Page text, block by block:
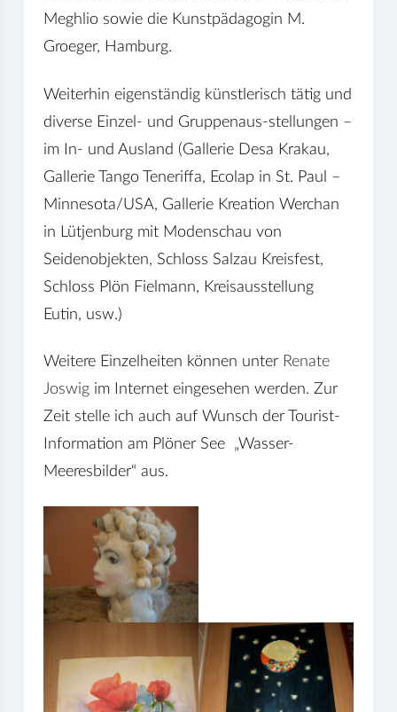
Meghlio sowie die Kunstpädagogin M.
Groeger, Hamburg.
Weiterhin eigenständig künstlerisch tätig und
diverse Einzel- und Gruppenaus-stellungen –
im In- und Ausland (Gallerie Desa Krakau,
Gallerie Tango Teneriffa, Ecolap in St. Paul –
Minnesota/USA, Gallerie Kreation Werchan
in Lütjenburg mit Modenschau von
Seidenobjekten, Schloss Salzau Kreisfest,
Schloss Plön Fielmann, Kreisausstellung
Eutin, usw.)
Weitere Einzelheiten können unter Renate
Joswig im Internet eingesehen werden. Zur
Zeit stelle ich auch auf Wunsch der Tourist-
Information am Plöner See „Wasser-
Meeresbilder“ aus.